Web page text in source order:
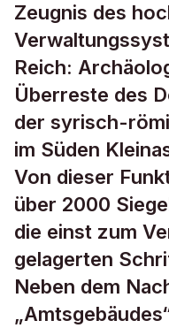
Antikes
Zeugnis des
Reich:
Überreste des
der syrisch-
im Süden
Von dieser
über 2000
die einst zum
gelagerten
Neben dem